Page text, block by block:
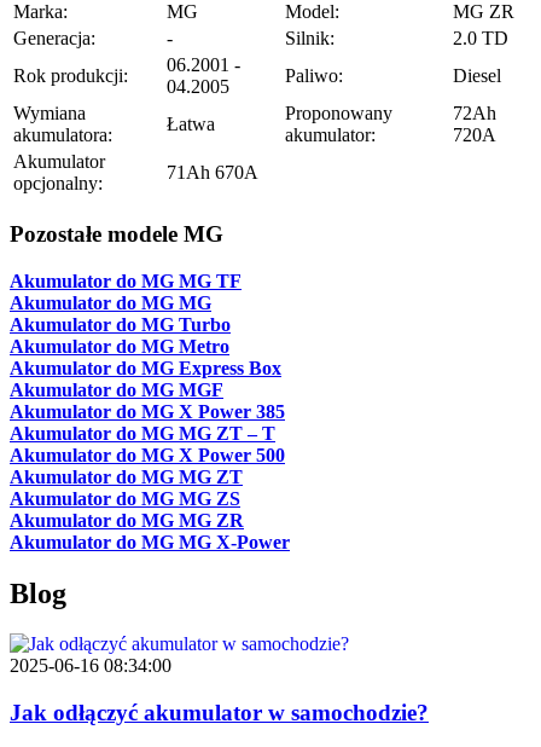
Marka: MG Model:
MG ZR
Generacja:
- Silnik:
2.0 TD
Rok produkcji:
06.2001 -
04.2005
Paliwo:
Diesel
Wymiana
akumulatora:
Łatwa
Proponowany
akumulator:
72Ah
720A
Akumulator
opcjonalny:
71Ah 670A
Pozostałe modele MG
Akumulator do MG MG TF
Akumulator do MG MG
Akumulator do MG Turbo
Akumulator do MG Metro
Akumulator do MG Express Box
Akumulator do MG MGF
Akumulator do MG X Power 385
Akumulator do MG MG ZT – T
Akumulator do MG X Power 500
Akumulator do MG MG ZT
Akumulator do MG MG ZS
Akumulator do MG MG ZR
Akumulator do MG MG X-Power
Blog
2025-06-16 08:34:00
Jak odłączyć akumulator w samochodzie?